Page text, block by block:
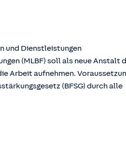
und Dienstleistungen
(MLBF) soll als neue Anstalt
Arbeit aufnehmen.
(BFSG) durch alle